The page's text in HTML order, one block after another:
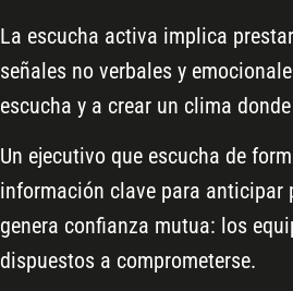
La escucha activa implica
señales no verbales y
escucha y a crear un clima
Un ejecutivo que escucha de
información clave para anticipar
genera confianza mutua: los
dispuestos a comprometerse.